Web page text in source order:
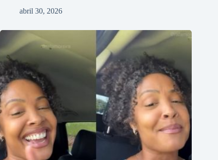
abril 30, 2026